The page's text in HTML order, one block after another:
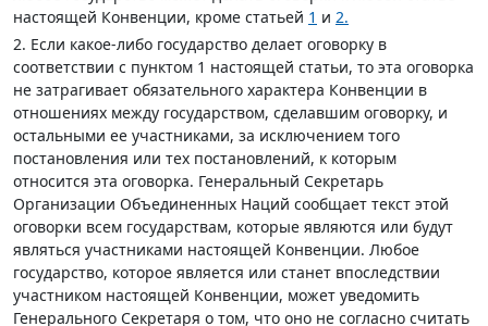
настоящей Конвенции, кроме статьей 1 и 2.
2. Если какое-либо государство делает оговорку в
соответствии с пунктом 1 настоящей статьи, то эта оговорка
не затрагивает обязательного характера Конвенции в
отношениях между государством, сделавшим оговорку, и
остальными ее участниками, за исключением того
постановления или тех постановлений, к которым
относится эта оговорка. Генеральный Секретарь
Организации Объединенных Наций сообщает текст этой
оговорки всем государствам, которые являются или будут
являться участниками настоящей Конвенции. Любое
государство, которое является или станет впоследствии
участником настоящей Конвенции, может уведомить
Генерального Секретаря о том, что оно не согласно считать